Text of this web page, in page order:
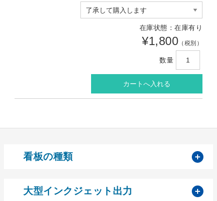
在庫状態：在庫有り
¥1,800 （税別）
数量
看板の種類
大型インクジェット出力